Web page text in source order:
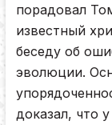
порадовал
известный
беседу об
эволюции.
доказал, что